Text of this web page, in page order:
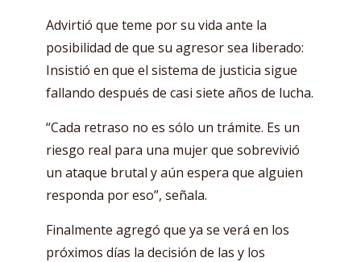
Advirtió que teme por su vida ante la
posibilidad de que su agresor sea liberado:
Insistió en que el sistema de justicia sigue
fallando después de casi siete años de lucha.
“Cada retraso no es sólo un trámite. Es un
riesgo real para una mujer que sobrevivió
un ataque brutal y aún espera que alguien
responda por eso”, señala.
Finalmente agregó que ya se verá en los
próximos días la decisión de las y los